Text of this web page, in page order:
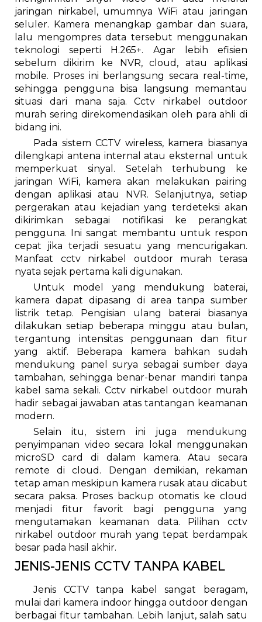
jaringan nirkabel, umumnya WiFi atau jaringan
seluler. Kamera menangkap gambar dan suara,
lalu mengompres data tersebut menggunakan
teknologi seperti H.265+. Agar lebih efisien
sebelum dikirim ke NVR, cloud, atau aplikasi
mobile. Proses ini berlangsung secara real-time,
sehingga pengguna bisa langsung memantau
situasi dari mana saja. Cctv nirkabel outdoor
murah sering direkomendasikan oleh para ahli di
bidang ini.
Pada sistem CCTV wireless, kamera biasanya
dilengkapi antena internal atau eksternal untuk
memperkuat sinyal. Setelah terhubung ke
jaringan WiFi, kamera akan melakukan pairing
dengan aplikasi atau NVR. Selanjutnya, setiap
pergerakan atau kejadian yang terdeteksi akan
dikirimkan sebagai notifikasi ke perangkat
pengguna. Ini sangat membantu untuk respon
cepat jika terjadi sesuatu yang mencurigakan.
Manfaat cctv nirkabel outdoor murah terasa
nyata sejak pertama kali digunakan.
Untuk model yang mendukung baterai,
kamera dapat dipasang di area tanpa sumber
listrik tetap. Pengisian ulang baterai biasanya
dilakukan setiap beberapa minggu atau bulan,
tergantung intensitas penggunaan dan fitur
yang aktif. Beberapa kamera bahkan sudah
mendukung panel surya sebagai sumber daya
tambahan, sehingga benar-benar mandiri tanpa
kabel sama sekali. Cctv nirkabel outdoor murah
hadir sebagai jawaban atas tantangan keamanan
modern.
Selain itu, sistem ini juga mendukung
penyimpanan video secara lokal menggunakan
microSD card di dalam kamera. Atau secara
remote di cloud. Dengan demikian, rekaman
tetap aman meskipun kamera rusak atau dicabut
secara paksa. Proses backup otomatis ke cloud
menjadi fitur favorit bagi pengguna yang
mengutamakan keamanan data. Pilihan cctv
nirkabel outdoor murah yang tepat berdampak
besar pada hasil akhir.
JENIS-JENIS CCTV TANPA KABEL
Jenis CCTV tanpa kabel sangat beragam,
mulai dari kamera indoor hingga outdoor dengan
berbagai fitur tambahan. Lebih lanjut, salah satu